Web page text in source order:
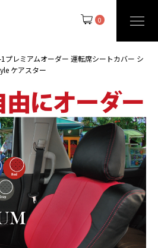
0
プレミアムオーダー 運転席シートカバー シ
ケアスター